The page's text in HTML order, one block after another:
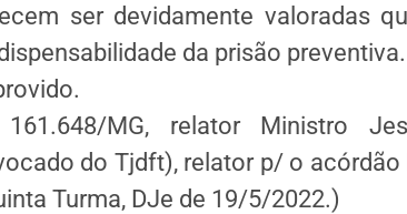
ser devidamente valoradas
da prisão preventiva.
MG, relator Ministro
do Tjdft), relator p/ o
Turma, DJe de 19/5/2022.)